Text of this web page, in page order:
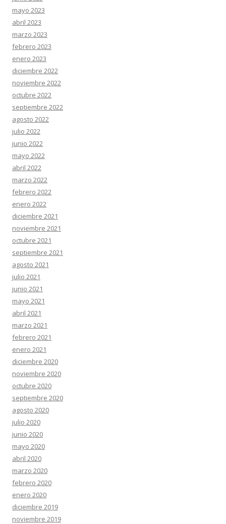
mayo 2023
abril 2023
marzo 2023
febrero 2023
enero 2023
diciembre 2022
noviembre 2022
octubre 2022
septiembre 2022
agosto 2022
julio 2022
junio 2022
mayo 2022
abril 2022
marzo 2022
febrero 2022
enero 2022
diciembre 2021
noviembre 2021
octubre 2021
septiembre 2021
agosto 2021
julio 2021
junio 2021
mayo 2021
abril 2021
marzo 2021
febrero 2021
enero 2021
diciembre 2020
noviembre 2020
octubre 2020
septiembre 2020
agosto 2020
julio 2020
junio 2020
mayo 2020
abril 2020
marzo 2020
febrero 2020
enero 2020
diciembre 2019
noviembre 2019